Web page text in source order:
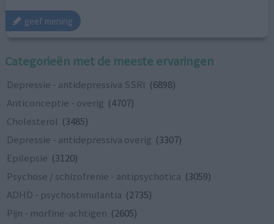
geef mening
Categorieën met de meeste ervaringen
Depressie - antidepressiva SSRI (6898)
Anticonceptie - overig (4707)
Cholesterol (3485)
Depressie - antidepressiva overig (3307)
Epilepsie (3120)
Psychose / schizofrenie - antipsychotica (3059)
ADHD - psychostimulantia (2735)
Pijn - morfine-achtigen (2605)